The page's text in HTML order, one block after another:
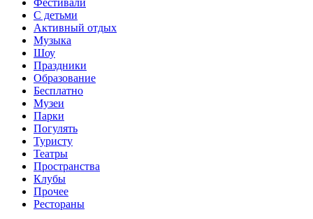
С детьми
Активный отдых
Музыка
Шоу
Праздники
Образование
Бесплатно
Музеи
Парки
Погулять
Туристу
Театры
Пространства
Клубы
Прочее
Рестораны